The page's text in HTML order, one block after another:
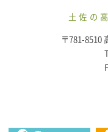
土佐の
〒781-8510